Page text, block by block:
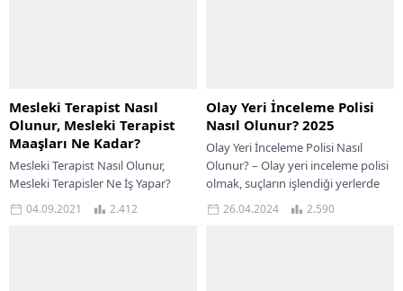
Mesleki Terapist Nasıl
Olunur, Mesleki Terapist
Maaşları Ne Kadar?
Mesleki Terapist Nasıl Olunur,
Mesleki Terapisler Ne İş Yapar?
Terapiler, psikolojik problemleri
teşhis ile tedavi etmek açısından
04.09.2021 2.412
Olay Yeri İnceleme Polisi
Nasıl Olunur? 2025
Olay Yeri İnceleme Polisi Nasıl
Olunur? – Olay yeri inceleme polisi
olmak, suçların işlendiği yerlerde
delilleri toplamak, analiz etmek ve...
26.04.2024 2.590